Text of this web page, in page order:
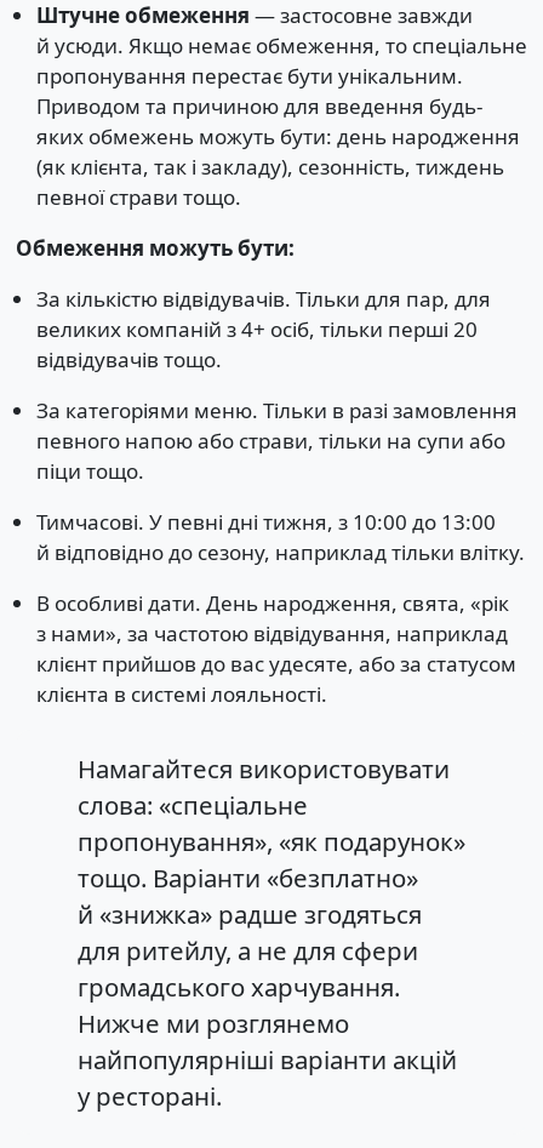
Штучне обмеження — застосовне завжди
й усюди. Якщо немає обмеження, то спеціальне
пропонування перестає бути унікальним.
Приводом та причиною для введення будь-
яких обмежень можуть бути: день народження
(як клієнта, так і закладу), сезонність, тиждень
певної страви тощо.
Обмеження можуть бути:
За кількістю відвідувачів. Тільки для пар, для
великих компаній з 4+ осіб, тільки перші 20
відвідувачів тощо.
За категоріями меню. Тільки в разі замовлення
певного напою або страви, тільки на супи або
піци тощо.
Тимчасові. У певні дні тижня, з 10:00 до 13:00
й відповідно до сезону, наприклад тільки влітку.
В особливі дати. День народження, свята, «рік
з нами», за частотою відвідування, наприклад
клієнт прийшов до вас удесяте, або за статусом
клієнта в системі лояльності.
Намагайтеся використовувати
слова: «спеціальне
пропонування», «як подарунок»
тощо. Варіанти «безплатно»
й «знижка» радше згодяться
для ритейлу, а не для сфери
громадського харчування.
Нижче ми розглянемо
найпопулярніші варіанти акцій
у ресторані.